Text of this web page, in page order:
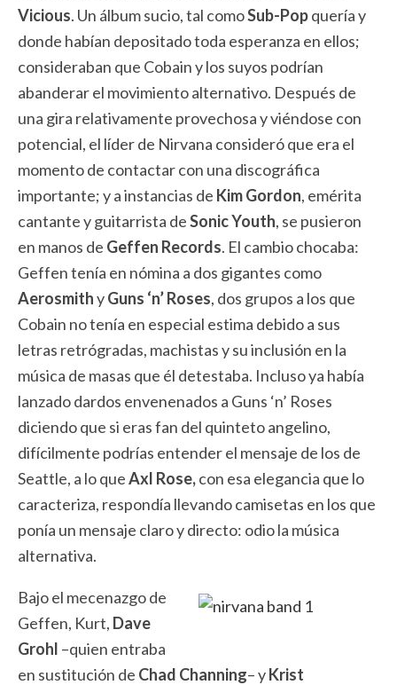
Vicious. Un álbum sucio, tal comoSub-Popquería y
donde habían depositado toda esperanza en ellos;
consideraban que Cobain y los suyos podrían
abanderar el movimiento alternativo. Después de
una gira relativamente provechosa y viéndose con
potencial, el líder de Nirvana consideró que era el
momento de contactar con una discográfica
importante; y a instancias de Kim Gordon, emérita
cantante y guitarrista deSonic Youth, se pusieron
en manos de Geffen Records. El cambio chocaba:
Geffen tenía en nómina a dos gigantes como
AerosmithyGuns ‘n’ Roses, dos grupos a los que
Cobain no tenía en especial estima debido a sus
letras retrógradas, machistas y su inclusión en la
música de masas que él detestaba. Incluso ya había
lanzado dardos envenenados a Guns ‘n’ Roses
diciendo que si eras fan del quinteto angelino,
difícilmente podrías entender el mensaje de los de
Seattle, a lo queAxl Rose,con esa elegancia que lo
caracteriza, respondía llevando camisetas en los que
ponía un mensaje claro y directo: odio la música
alternativa.
Bajo el mecenazgo de
Geffen, Kurt, Dave
Grohl –quien entraba
en sustitución de Chad Channing– yKrist